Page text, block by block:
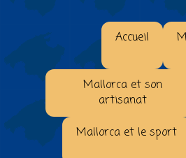
Accueil
Mallorca et son
artisanat
Mallorca et le sport